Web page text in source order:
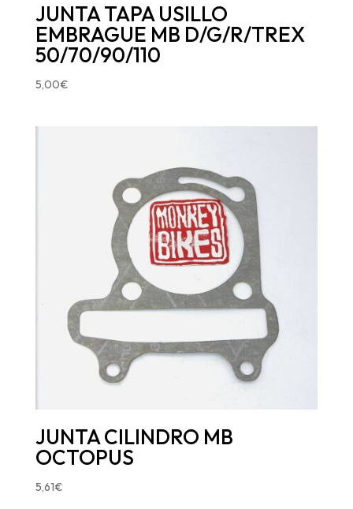
JUNTA TAPA USILLO
EMBRAGUE MB D/G/R/TREX
50/70/90/110
5,00€
JUNTA CILINDRO MB
OCTOPUS
5,61€